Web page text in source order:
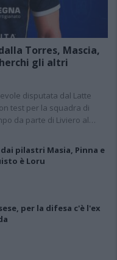
Torres, Mascia,
gli altri
disputata dal Latte
test per la squadra di
da parte di Liviero al…
pilastri Masia, Pinna e
è Loru
per la difesa c'è l'ex